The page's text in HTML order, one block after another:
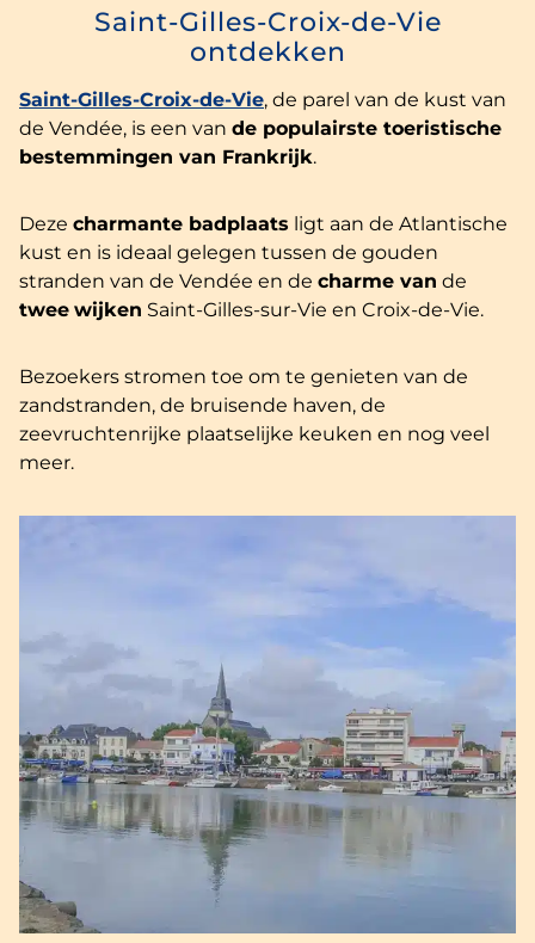
Saint-Gilles-Croix-de-Vie
ontdekken
Saint-Gilles-Croix-de-Vie, de parel van de kust van
de Vendée, is een van de populairste toeristische
bestemmingen van Frankrijk.
Deze charmante badplaats ligt aan de Atlantische
kust en is ideaal gelegen tussen de gouden
stranden van de Vendée en de charme van de
twee wijken Saint-Gilles-sur-Vie en Croix-de-Vie.
Bezoekers stromen toe om te genieten van de
zandstranden, de bruisende haven, de
zeevruchtenrijke plaatselijke keuken en nog veel
meer.